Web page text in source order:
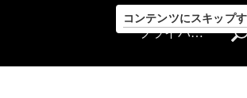
コンテンツにスキップ
プライバシーポリシー